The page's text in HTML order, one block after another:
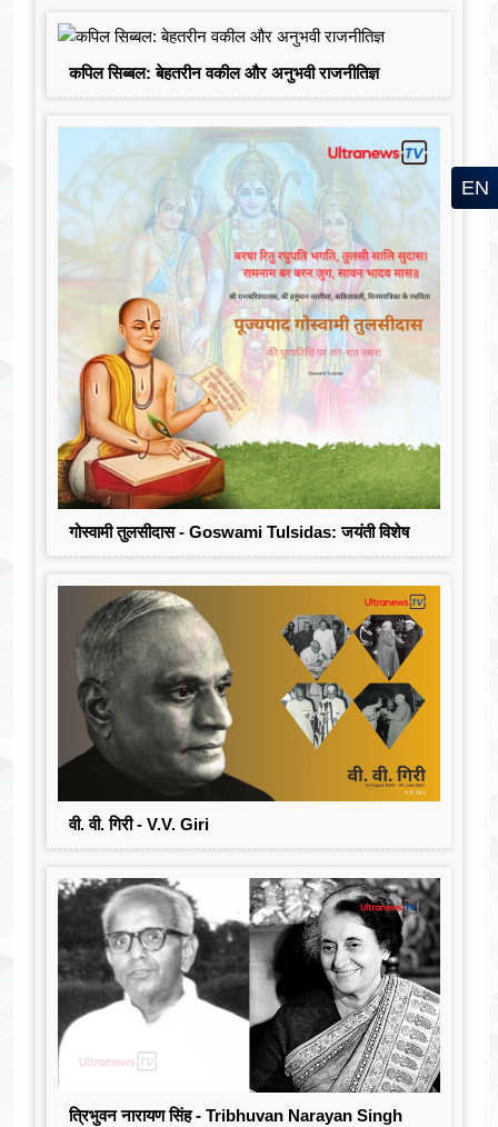
कपिल सिब्बल: बेहतरीन वकील और अनुभवी राजनीतिज्ञ
गोस्वामी तुलसीदास - Goswami Tulsidas: जयंती विशेष
वी. वी. गिरी - V.V. Giri
त्रिभुवन नारायण सिंह - Tribhuvan Narayan Singh
EN